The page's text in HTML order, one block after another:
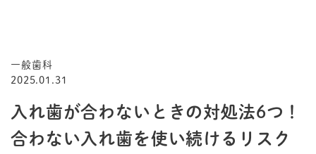
一般歯科
2025.01.31
入れ歯が合わないときの対処法6つ！
合わない入れ歯を使い続けるリスク